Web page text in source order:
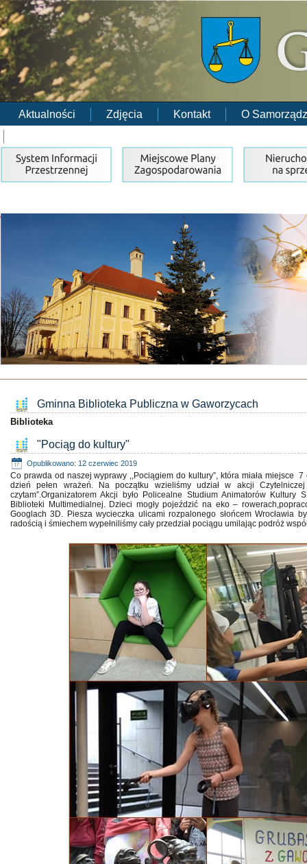
Aktualności Zdjęcia Kontakt
O
Gminna Biblioteka Publiczna w Gaworzycach
Biblioteka
"Pociąg do kultury"
Opublikowano: 12 czerwiec 2019
Co prawda od naszej wyprawy ,,Pociągiem do kultury”, która miała miejsce
dzień pełen wrażeń. Na początku wzieliśmy udział w akcji
czytam”.Organizatorem Akcji było Policealne Studium Animatorów
Biblioteki Multimedialnej. Dzieci mogły pojeździć na eko –
Googlach 3D. Piesza wycieczka ulicami rozpalonego słońcem Wrocławia
radością i śmiechem wypełniliśmy cały przedział pociągu umilając podróż